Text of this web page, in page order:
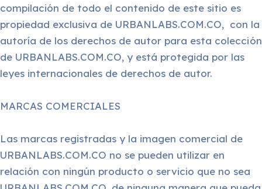
compilación de todo el contenido de este sitio es
propiedad exclusiva de URBANLABS.COM.CO, con la
autoría de los derechos de autor para esta colección
de URBANLABS.COM.CO, y está protegida por las
leyes internacionales de derechos de autor.
MARCAS COMERCIALES
Las marcas registradas y la imagen comercial de
URBANLABS.COM.CO no se pueden utilizar en
relación con ningún producto o servicio que no sea